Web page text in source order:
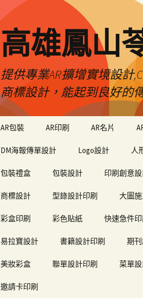
高雄鳳山
提供專業AR擴增實境設計
商標設計，能起到良好的
AR包裝 AR印刷 AR名片
DM海報傳單設計 Logo設計 人
包裝禮盒 包裝設計 印刷創意
商標設計 型錄設計印刷 大圖
彩盒印刷 彩色貼紙 快速急件
易拉寶設計 書籍設計印刷 期
美妝彩盒 聯單設計印刷 菜單
邀請卡印刷